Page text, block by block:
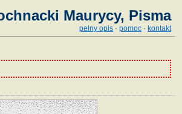
Maurycy, Pisma
pełny opis · pomoc · kontakt